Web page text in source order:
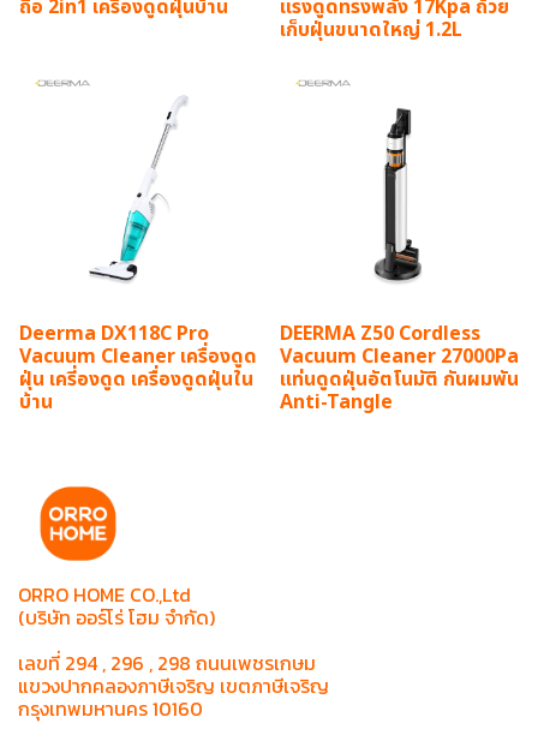
ถือ 2in1 เครื่องดูดฝุ่นบ้าน แรงดูดทรงพลัง 17Kpa ถ้วย
เก็บฝุ่นขนาดใหญ่ 1.2L
Deerma DX118C Pro
Vacuum Cleaner เครื่องดูด
ฝุ่น เครี่องดูด เครื่องดูดฝุ่นใน
บ้าน
DEERMA Z50 Cordless
Vacuum Cleaner 27000Pa
แท่นดูดฝุ่นอัตโนมัติ กันผมพัน
Anti-Tangle
ORRO HOME CO.,Ltd
(บริษัท ออร์โร่ โฮม จำกัด)
เลขที่ 294 , 296 , 298 ถนนเพชรเกษม
แขวงปากคลองภาษีเจริญ เขตภาษีเจริญ
กรุงเทพมหานคร 10160